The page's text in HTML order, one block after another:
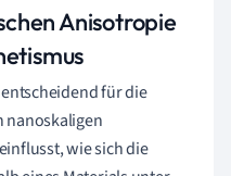
Anisotropie
für die
nanoskaligen
wie sich die